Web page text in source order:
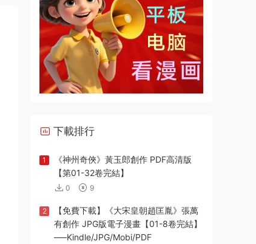
下載排行
1
《神州奇俠》黃玉郎創作 PDF高清版
【第01-32卷完結】
0 9
2
【免費下載】《大宋皇朝趙匡胤》張萬
有創作 JPG版電子漫畫【01-8卷完結】
—–Kindle/JPG/Mobi/PDF